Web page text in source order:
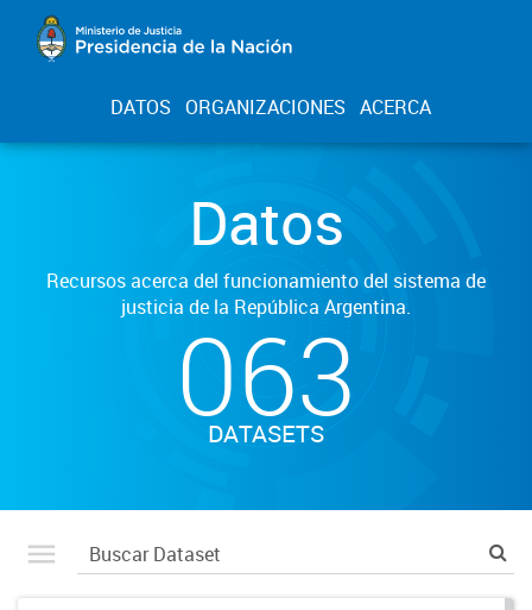
DATOS ORGANIZACIONES ACERCA
Datos
Recursos acerca del funcionamiento del sistema de
justicia de la República Argentina.
063
DATASETS